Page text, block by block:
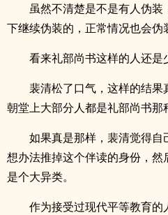
虽然不清楚是不是有人伪
下继续伪装的，正常情况也会伪
看来礼部尚书这样的人还是
裴清松了口气，这样的结
朝堂上大部分人都是礼部尚书那
如果真是那样，裴清觉得
想办法推掉这个伴读的身份，
是个大异类。
作为接受过现代平等教育的